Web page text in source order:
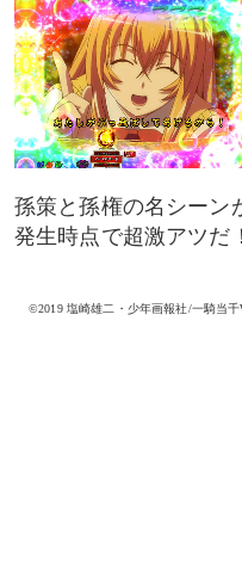
孫策と孫権の名シーン
発生時点で超激アツだ！
©2019 塩崎雄二・少年画報社/一騎当